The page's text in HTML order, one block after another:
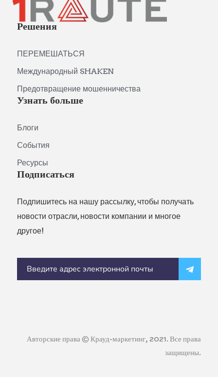
Решения
ПЕРЕМЕШАТЬСЯ
Международный SHAKEN
Предотвращение мошенничества
Узнать больше
Блоги
События
Ресурсы
Подписаться
Подпишитесь на нашу рассылку, чтобы получать
новости отрасли, новости компании и многое
другое!
Авторские права © Крауд-маркетинг, 2021. Все права
защищены.